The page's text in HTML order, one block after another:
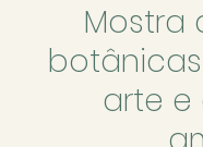
Mostra
arte e